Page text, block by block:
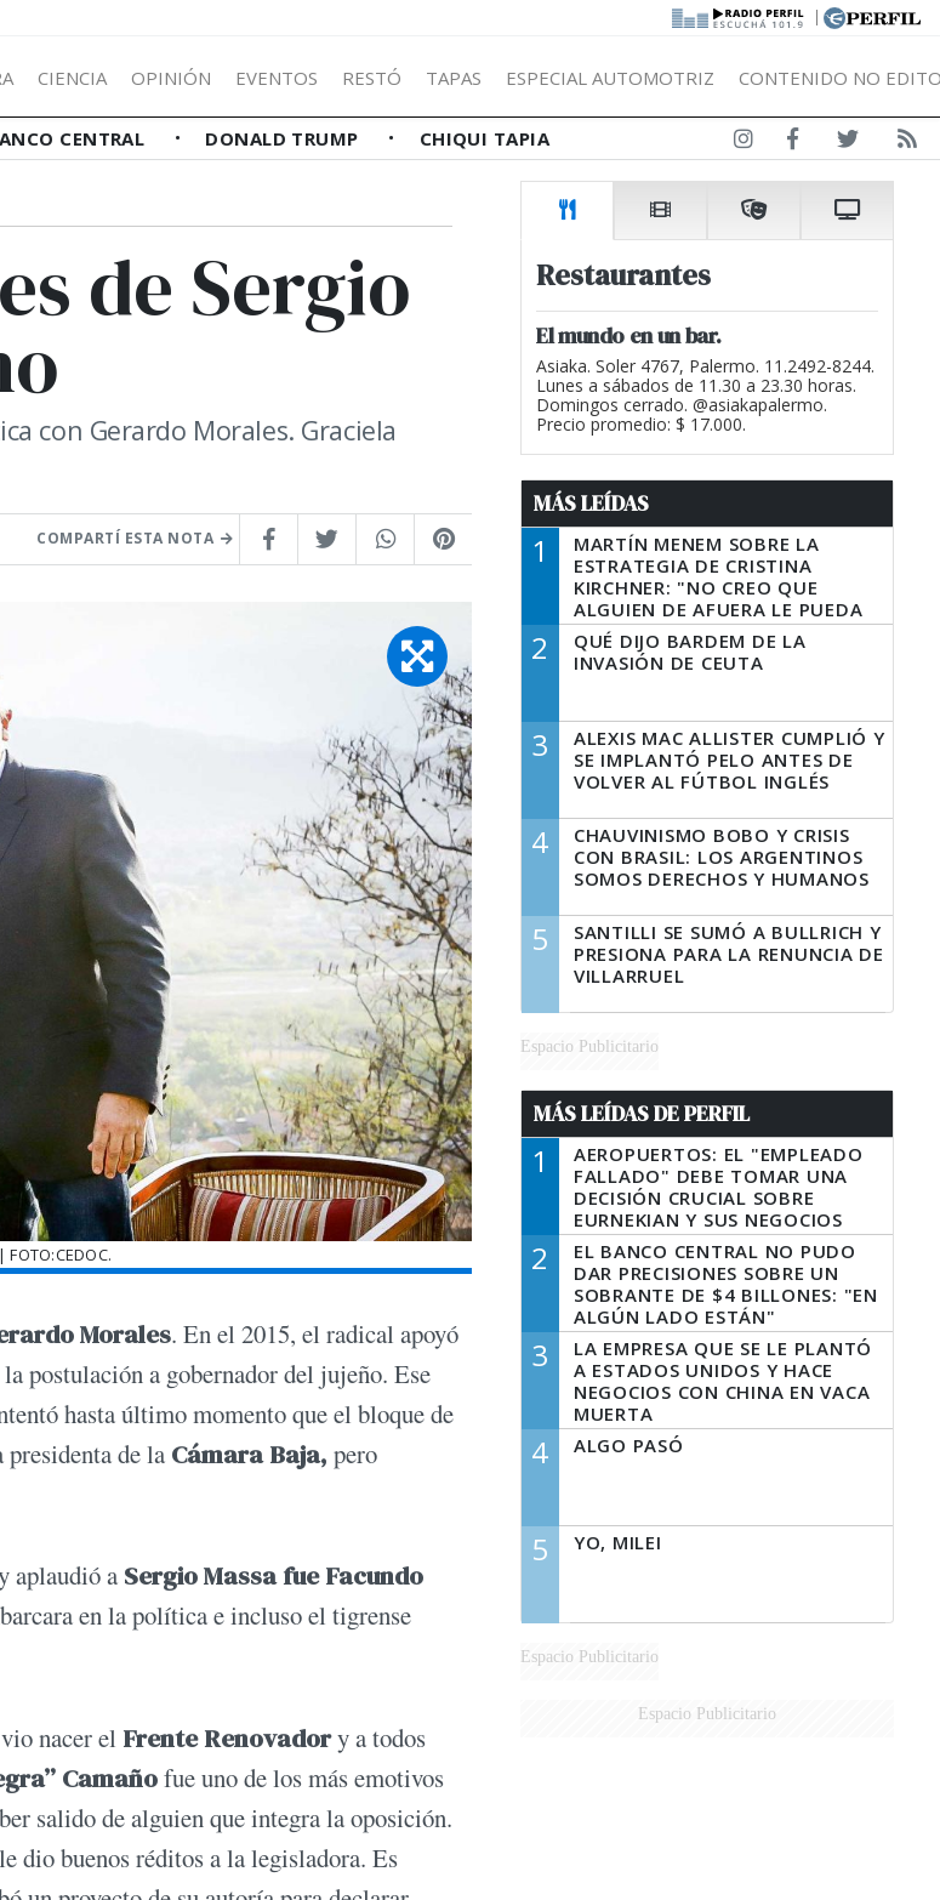
|
CIENCIA OPINIÓN EVENTOS RESTÓ TAPAS ESPECIAL AUTOMOTRIZ CONTENIDO NO
CENTRAL DONALD TRUMP CHIQUI TAPIA
de Sergio
con Gerardo Morales. Graciela
COMPARTÍ ESTA NOTA
FOTO:CEDOC.
Morales. En el 2015, el radical apoyó
postulación a gobernador del jujeño. Ese
hasta último momento que el bloque de
de la Cámara Baja, pero
aplaudió a Sergio Massa fue Facundo
en la política e incluso el tigrense
nacer el Frente Renovadory a todos
Camañofue uno de los más emotivos
salido de alguien que integra la oposición.
dio buenos réditos a la legisladora. Es
Restaurantes
El mundo en un bar.
Asiaka. Soler 4767, Palermo. 11.2492-8244.
Lunes a sábados de 11.30 a 23.30 horas.
Domingos cerrado. @asiakapalermo.
Precio promedio: $ 17.000.
MÁS LEÍDAS
1
MARTÍN MENEM SOBRE LA
ESTRATEGIA DE CRISTINA
KIRCHNER: "NO CREO QUE
ALGUIEN DE AFUERA LE PUEDA
DECIR A LA JUSTICIA LO QUE
TIENE QUE HACER"
2
QUÉ DIJO BARDEM DE LA
INVASIÓN DE CEUTA
3
ALEXIS MAC ALLISTER CUMPLIÓ Y
SE IMPLANTÓ PELO ANTES DE
VOLVER AL FÚTBOL INGLÉS
4
CHAUVINISMO BOBO Y CRISIS
CON BRASIL: LOS ARGENTINOS
SOMOS DERECHOS Y HUMANOS
5
SANTILLI SE SUMÓ A BULLRICH Y
PRESIONA PARA LA RENUNCIA DE
VILLARRUEL
Espacio Publicitario
MÁS LEÍDAS DE PERFIL
1
AEROPUERTOS: EL "EMPLEADO
FALLADO" DEBE TOMAR UNA
DECISIÓN CRUCIAL SOBRE
EURNEKIAN Y SUS NEGOCIOS
2
EL BANCO CENTRAL NO PUDO
DAR PRECISIONES SOBRE UN
SOBRANTE DE $4 BILLONES: "EN
ALGÚN LADO ESTÁN"
3
LA EMPRESA QUE SE LE PLANTÓ
A ESTADOS UNIDOS Y HACE
NEGOCIOS CON CHINA EN VACA
MUERTA
4 ALGO PASÓ
5 YO, MILEI
Espacio Publicitario
Espacio Publicitario